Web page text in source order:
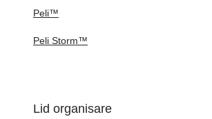
Peli™
Peli Storm™
Lid organisare